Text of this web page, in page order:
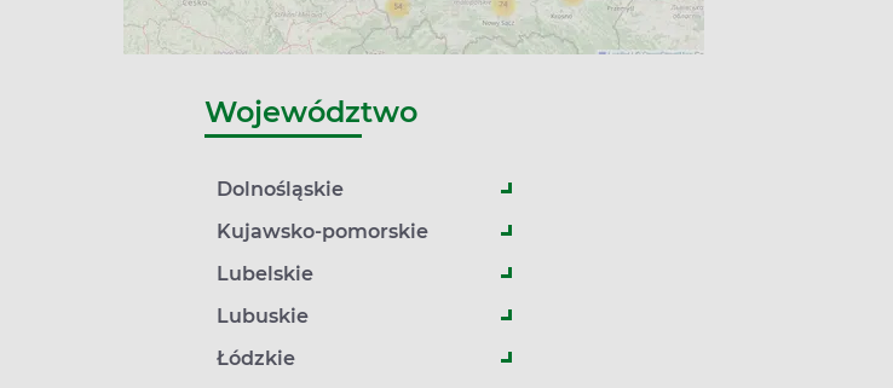
Województwo
Dolnośląskie
Kujawsko-pomorskie
Lubelskie
Lubuskie
Łódzkie